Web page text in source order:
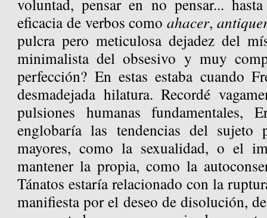
voluntad, pensar en no pensar...
eficacia de verbos como ahacer,
pulcra pero meticulosa dejadez del
minimalista del obsesivo y muy
perfección? En estas estaba cuando
desmadejada hilatura. Recordé
pulsiones humanas fundamentales,
englobaría las tendencias del sujeto
mayores, como la sexualidad, o el
mantener la propia, como la
Tánatos estaría relacionado con la
manifiesta por el deseo de disolución,